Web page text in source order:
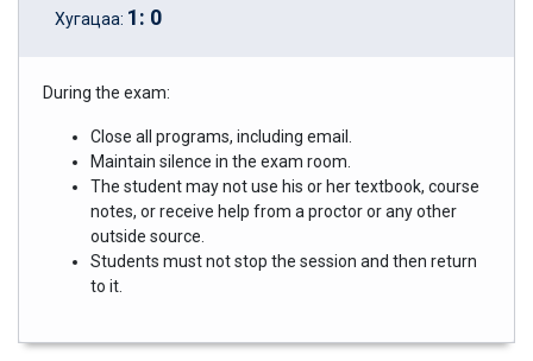
Хугацаа: 1: 0
During the exam:
Close all programs, including email.
Maintain silence in the exam room.
The student may not use his or her textbook, course
notes, or receive help from a proctor or any other
outside source.
Students must not stop the session and then return
to it.